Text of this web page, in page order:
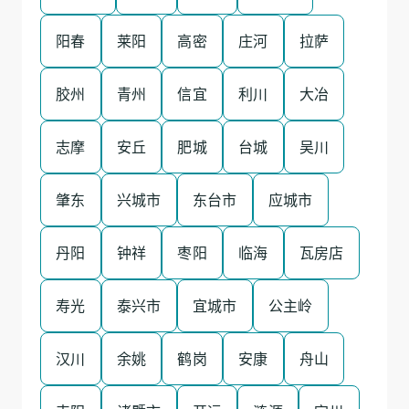
阳春 莱阳 高密 庄河 拉萨
胶州 青州 信宜 利川 大冶
志摩 安丘 肥城 台城 吴川
肇东 兴城市 东台市 应城市
丹阳 钟祥 枣阳 临海 瓦房店
寿光 泰兴市 宜城市 公主岭
汉川 余姚 鹤岗 安康 舟山